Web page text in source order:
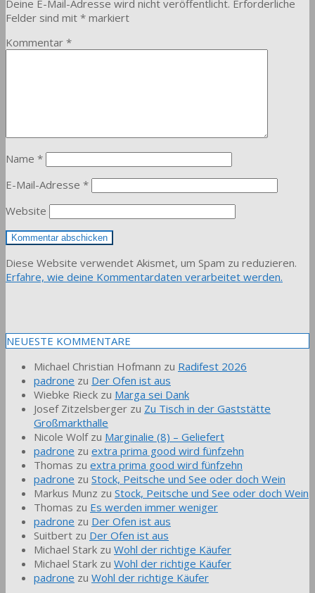
Deine E-Mail-Adresse wird nicht veröffentlicht. Erforderliche
Felder sind mit * markiert
Kommentar *
Name *
E-Mail-Adresse *
Website
Diese Website verwendet Akismet, um Spam zu reduzieren.
Erfahre, wie deine Kommentardaten verarbeitet werden.
NEUESTE KOMMENTARE
Michael Christian Hofmann zu Radifest 2026
padrone zu Der Ofen ist aus
Wiebke Rieck zu Marga sei Dank
Josef Zitzelsberger zu Zu Tisch in der Gaststätte
Großmarkthalle
Nicole Wolfzu Marginalie (8) – Geliefert
padrone zu extra prima good wird fünfzehn
Thomas zu extra prima good wird fünfzehn
padrone zu Stock, Peitsche und See oder doch Wein
Markus Munz zu Stock, Peitsche und See oder doch Wein
Thomas zu Es werden immer weniger
padrone zu Der Ofen ist aus
Suitbert zu Der Ofen ist aus
Michael Stark zu Wohl der richtige Käufer
Michael Stark zu Wohl der richtige Käufer
padrone zu Wohl der richtige Käufer